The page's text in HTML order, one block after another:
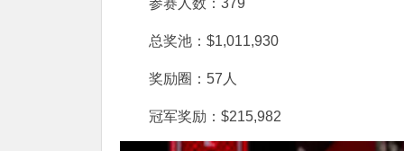
总奖池：$1,011,930
奖励圈：57人
冠军奖励：$215,982